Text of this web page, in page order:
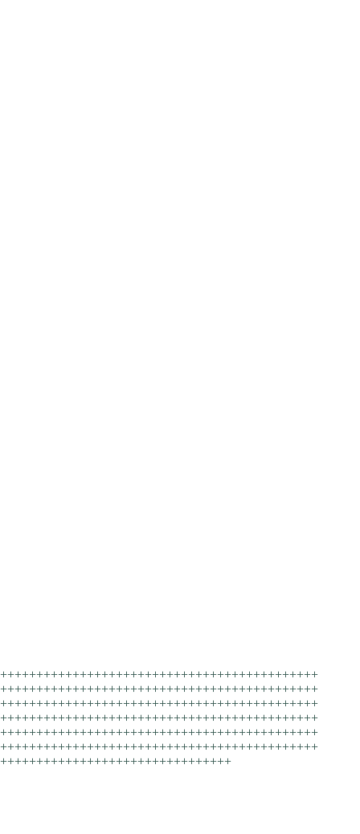
++++++++++++++++++++++++++++++++++++++++++++
++++++++++++++++++++++++++++++++++++++++++++
++++++++++++++++++++++++++++++++++++++++++++
++++++++++++++++++++++++++++++++++++++++++++
++++++++++++++++++++++++++++++++++++++++++++
++++++++++++++++++++++++++++++++++++++++++++
++++++++++++++++++++++++++++++++